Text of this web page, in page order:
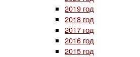
2019 год
2018 год
2017 год
2016 год
2015 год